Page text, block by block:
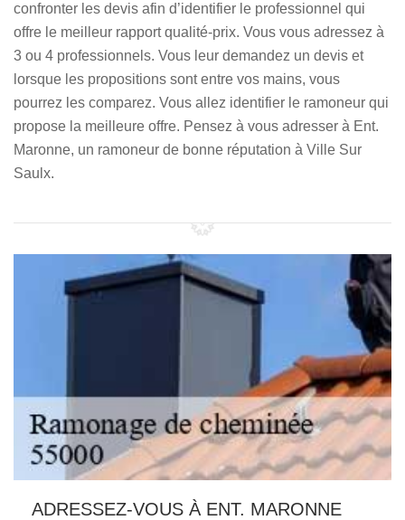
confronter les devis afin d’identifier le professionnel qui
offre le meilleur rapport qualité-prix. Vous vous adressez à
3 ou 4 professionnels. Vous leur demandez un devis et
lorsque les propositions sont entre vos mains, vous
pourrez les comparez. Vous allez identifier le ramoneur qui
propose la meilleure offre. Pensez à vous adresser à Ent.
Maronne, un ramoneur de bonne réputation à Ville Sur
Saulx.
ADRESSEZ-VOUS À ENT. MARONNE